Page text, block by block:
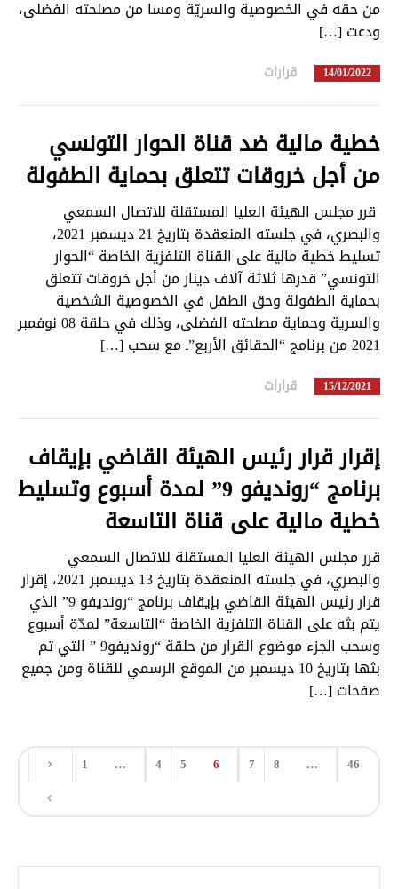
من حقه في الخصوصية والسريّة ومسا من مصلحته الفضلى،
ودعت […]
14/01/2022 قرارات
خطية مالية ضد قناة الحوار التونسي
من أجل خروقات تتعلق بحماية الطفولة
قرر مجلس الهيئة العليا المستقلة للاتصال السمعي
والبصري، في جلسته المنعقدة بتاريخ 21 ديسمبر 2021،
تسليط خطية مالية على القناة التلفزية الخاصة “الحوار
التونسي” قدرها ثلاثة آلاف دينار من أجل خروقات تتعلق
بحماية الطفولة وحق الطفل في الخصوصية الشخصية
والسرية وحماية مصلحته الفضلى، وذلك في حلقة 08 نوفمبر
2021 من برنامج “الحقائق الأربع”ـ مع سحب […]
15/12/2021 قرارات
إقرار قرار رئيس الهيئة القاضي بإيقاف
برنامج “رونديفو 9” لمدة أسبوع وتسليط
خطية مالية على قناة التاسعة
قرر مجلس الهيئة العليا المستقلة للاتصال السمعي
والبصري، في جلسته المنعقدة بتاريخ 13 ديسمبر 2021، إقرار
قرار رئيس الهيئة القاضي بإيقاف برنامج “رونديفو 9” الذي
يتم بثه على القناة التلفزية الخاصة “التاسعة” لمدّة أسبوع
وسحب الجزء موضوع القرار من حلقة “رونديفو9 ” التي تم
بثها بتاريخ 10 ديسمبر من الموقع الرسمي للقناة ومن جميع
صفحات […]
1 … 4 5 6 7 8 … 46
تبديل اللغة